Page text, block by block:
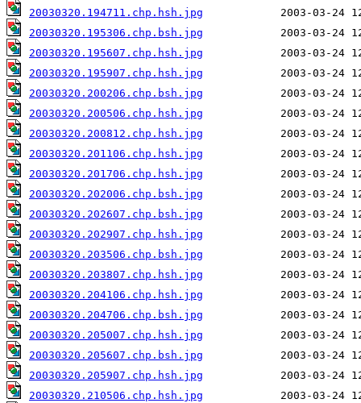
20030320.194711.chp.hsh.jpg
20030320.195306.chp.bsh.jpg
20030320.195607.chp.hsh.jpg
20030320.195907.chp.hsh.jpg
20030320.200206.chp.bsh.jpg
20030320.200506.chp.hsh.jpg
20030320.200812.chp.hsh.jpg
20030320.201106.chp.hsh.jpg
20030320.201706.chp.hsh.jpg
20030320.202006.chp.bsh.jpg
20030320.202607.chp.bsh.jpg
20030320.202907.chp.hsh.jpg
20030320.203506.chp.bsh.jpg
20030320.203807.chp.hsh.jpg
20030320.204106.chp.hsh.jpg
20030320.204706.chp.bsh.jpg
20030320.205007.chp.hsh.jpg
20030320.205607.chp.bsh.jpg
20030320.205907.chp.hsh.jpg
20030320.210506.chp.hsh.jpg